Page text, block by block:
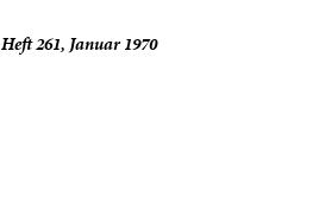
Heft 261, Januar 1970